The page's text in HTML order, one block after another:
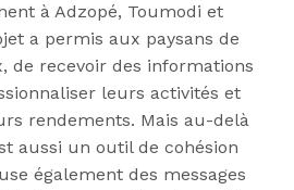
à Adzopé, Toumodi et
a permis aux paysans de
de recevoir des informations
leurs activités et
rendements. Mais au-delà
aussi un outil de cohésion
également des messages